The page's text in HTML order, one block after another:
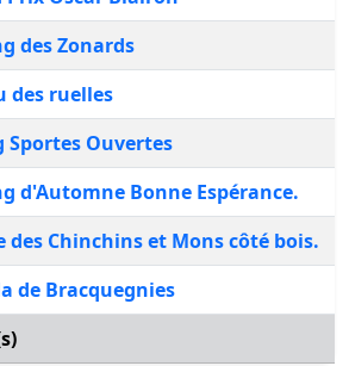
des Zonards
des ruelles
Sportes Ouvertes
d'Automne Bonne Espérance.
des Chinchins et Mons côté bois.
de Bracquegnies